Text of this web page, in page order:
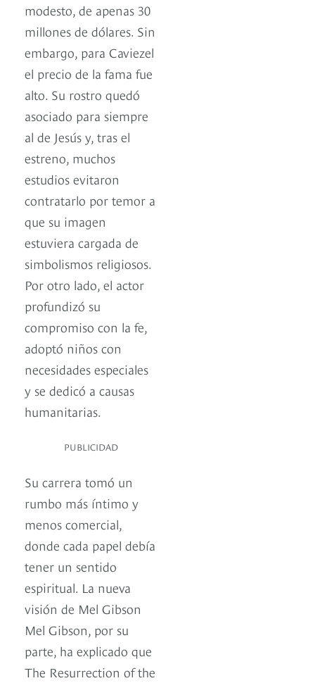
modesto, de apenas 30
millones de dólares. Sin
embargo, para Caviezel
el precio de la fama fue
alto. Su rostro quedó
asociado para siempre
al de Jesús y, tras el
estreno, muchos
estudios evitaron
contratarlo por temor a
que su imagen
estuviera cargada de
simbolismos religiosos.
Por otro lado, el actor
profundizó su
compromiso con la fe,
adoptó niños con
necesidades especiales
y se dedicó a causas
humanitarias.
PUBLICIDAD
Su carrera tomó un
rumbo más íntimo y
menos comercial,
donde cada papel debía
tener un sentido
espiritual. La nueva
visión de Mel Gibson
Mel Gibson, por su
parte, ha explicado que
The Resurrection of the